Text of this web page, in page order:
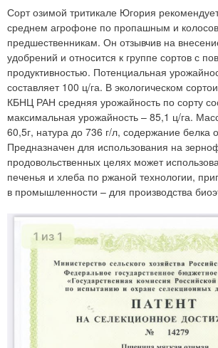
Сорт озимой тритикале Югория
среднем агрофоне по пропашным и
предшественникам. Он отзывчив на
удобрений и относится к группе сортов с
продуктивностью. Потенциальная
составляет 100 ц/га. В экологическом
КБНЦ РАН средняя урожайность по сорту
максимальная урожайность – 85,1 ц/га.
60,5г, натура до 736 г/л, содержание белка
Предназначен для использования на
продовольственных целях может
печенья и хлеба по ржаной технологии,
в промышленности – для производства